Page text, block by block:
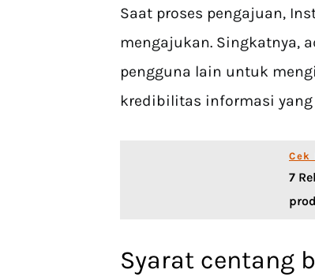
Saat proses pengajuan,
mengajukan. Singkatnya,
pengguna lain untuk
kredibilitas informasi
Cek
7
Syarat centang